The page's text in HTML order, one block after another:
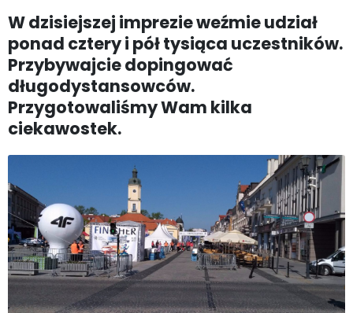
W dzisiejszej imprezie weźmie udział
ponad cztery i pół tysiąca uczestników.
Przybywajcie dopingować
długodystansowców.
Przygotowaliśmy Wam kilka
ciekawostek.